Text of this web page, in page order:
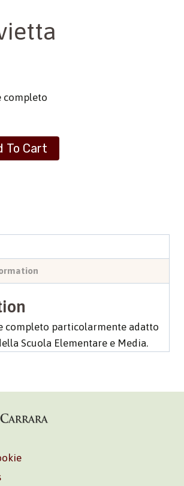
completo
To Cart
completo particolarmente adatto
Scuola Elementare e Media.